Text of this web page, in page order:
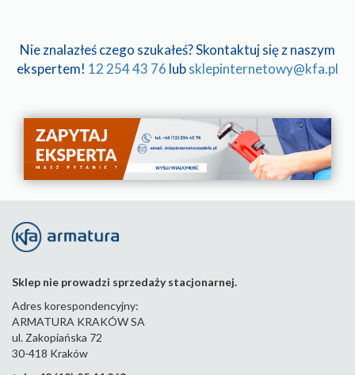
Nie znalazłeś czego szukałeś? Skontaktuj się z naszym
ekspertem! 12 254 43 76 lubsklepinternetowy@kfa.pl
Sklep nie prowadzi sprzedaży stacjonarnej.
Adres korespondencyjny:
ARMATURA KRAKÓW SA
ul. Zakopiańska 72
30-418 Kraków